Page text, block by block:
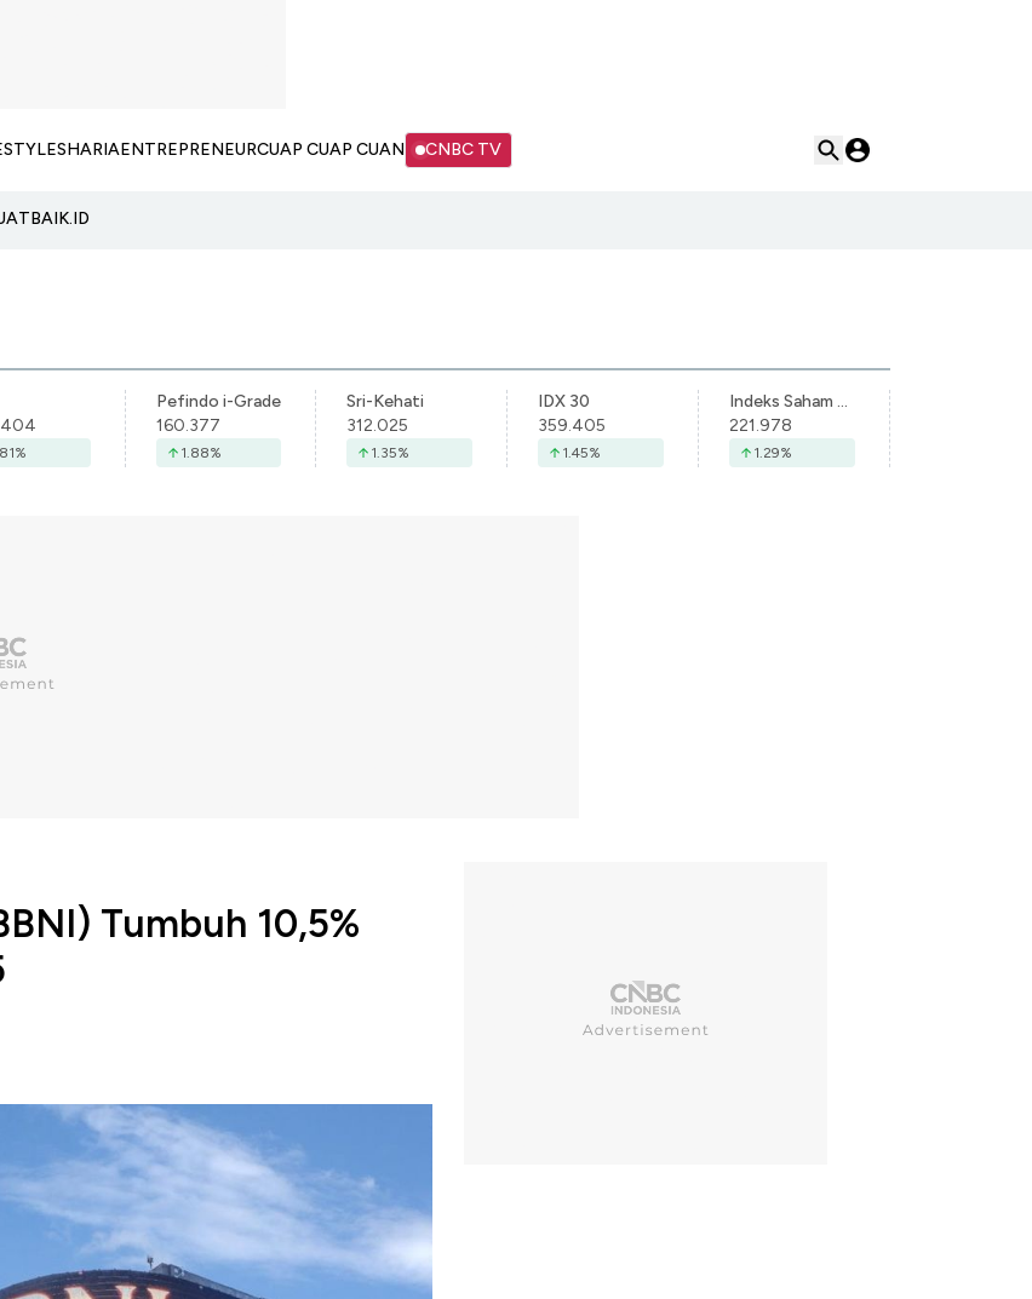
SHARIAENTREPRENEURCUAP CUAP CUAN CNBC TV
%
Pefindo i-Grade
160.377
1.88%
Sri-Kehati
312.025
1.35%
IDX 30
359.405
1.45%
Indeks Saham Syariah Indonesia
221.978
1.29%
Tumbuh 10,5%